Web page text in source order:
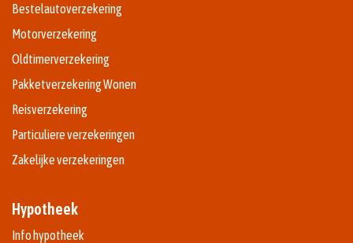
Bestelautoverzekering
Motorverzekering
Oldtimerverzekering
Pakketverzekering Wonen
Reisverzekering
Particuliere verzekeringen
Zakelijke verzekeringen
Hypotheek
Info hypotheek